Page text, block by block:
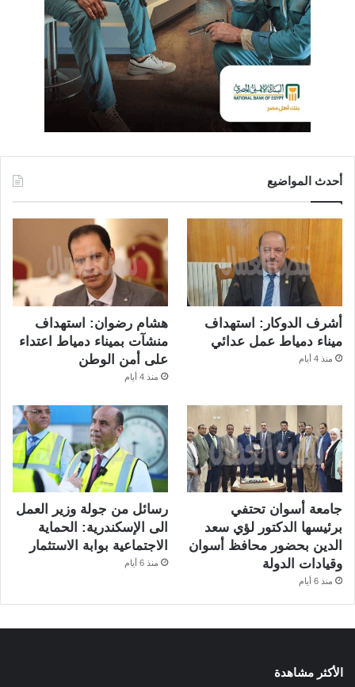
أحدث المواضيع
أشرف الدوكار: استهداف
ميناء دمياط عمل عدائي
منذ 4 أيام
هشام رضوان: استهداف
منشآت بميناء دمياط اعتداء
على أمن الوطن
منذ 4 أيام
جامعة أسوان تحتفي
برئيسها الدكتور لؤي سعد
الدين بحضور محافظ أسوان
وقيادات الدولة
منذ 6 أيام
رسائل من جولة وزير العمل
الى الإسكندرية: الحماية
الاجتماعية بوابة الاستثمار
منذ 6 أيام
الأكثر مشاهدة